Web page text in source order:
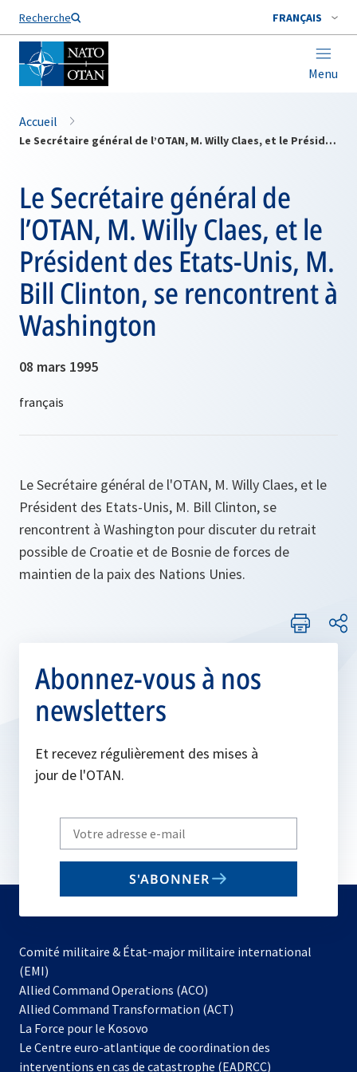
Recherche FRANÇAIS
Menu
Nom de famille*
Accueil
Le Secrétaire général de l’OTAN, M. Willy Claes, et le Président des Etats-Unis, M. Bill Clinton, se rencontrent à Washington
Le Secrétaire général de
l’OTAN, M. Willy Claes, et le
Président des Etats-Unis, M.
Bill Clinton, se rencontrent à
Washington
08 mars 1995
Le Secrétaire général de l'OTAN, M. Willy Claes, et le
Président des Etats-Unis, M. Bill Clinton, se
rencontrent à Washington pour discuter du retrait
possible de Croatie et de Bosnie de forces de
maintien de la paix des Nations Unies.
Abonnez-vous à nos
newsletters
Et recevez régulièrement des mises à
jour de l'OTAN.
Write
your
email
S'ABONNER
Comité militaire & État-major militaire international
(EMI)
Allied Command Operations (ACO)
dans
nouvel
onglet
Allied Command Transformation (ACT)
La Force pour le Kosovo
dans
un
Le Centre euro-atlantique de coordination des
interventions en cas de catastrophe (EADRCC)